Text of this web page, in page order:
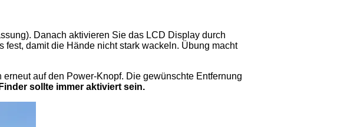
Danach aktivieren Sie das LCD Display durch
damit die Hände nicht stark wackeln. Übung macht
auf den Power-Knopf. Die gewünschte Entfernung
sollte immer aktiviert sein.